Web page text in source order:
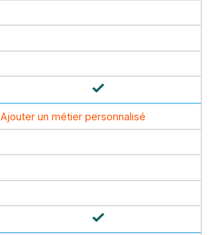
Ajouter un métier personnalisé